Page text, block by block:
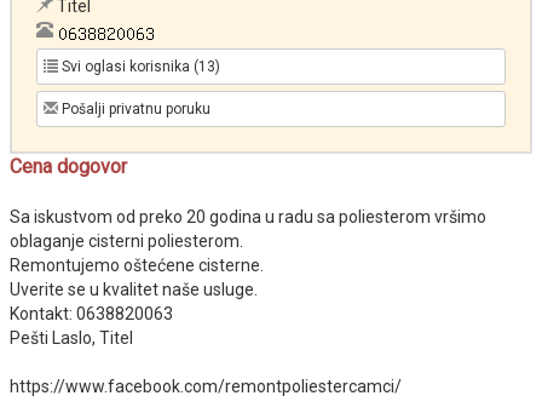
Titel
Svi oglasi korisnika (13)
Pošalji privatnu poruku
Cena dogovor
Sa iskustvom od preko 20 godina u radu sa poliesterom vršimo
oblaganje cisterni poliesterom.
Remontujemo oštećene cisterne.
Uverite se u kvalitet naše usluge.
Kontakt: 0638820063
Pešti Laslo, Titel
https://www.facebook.com/remontpoliestercamci/